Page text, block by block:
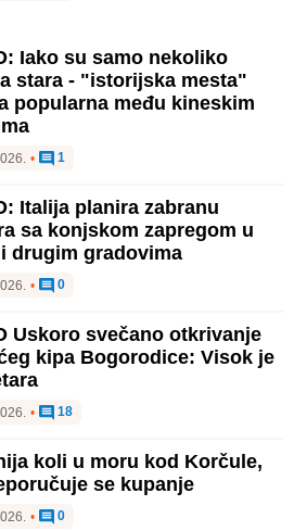
Iako su samo nekoliko
stara - "istorijska mesta"
popularna među kineskim
• 1
Italija planira zabranu
sa konjskom zapregom u
drugim gradovima
• 0
Uskoro svečano otkrivanje
kipa Bogorodice: Visok je
• 18
koli u moru kod Korčule,
se kupanje
• 0